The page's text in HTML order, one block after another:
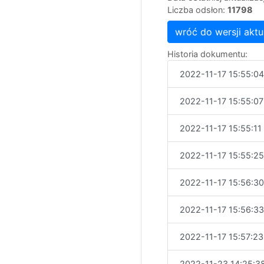
Liczba odsłon: 11798
wróć do wersji
Historia dokumentu:
2022-11-17 15:55:04
2022-11-17 15:55:07
2022-11-17 15:55:11
2022-11-17 15:55:25
2022-11-17 15:56:30
2022-11-17 15:56:33
2022-11-17 15:57:23